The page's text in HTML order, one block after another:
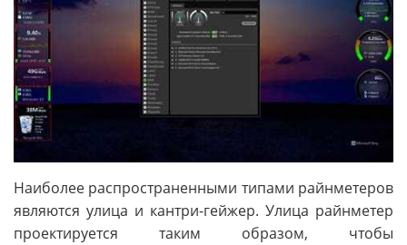
Наиболее распространенными типами райнметеров
являются улица и кантри-гейжер. Улица райнметер
проектируется таким образом, чтобы